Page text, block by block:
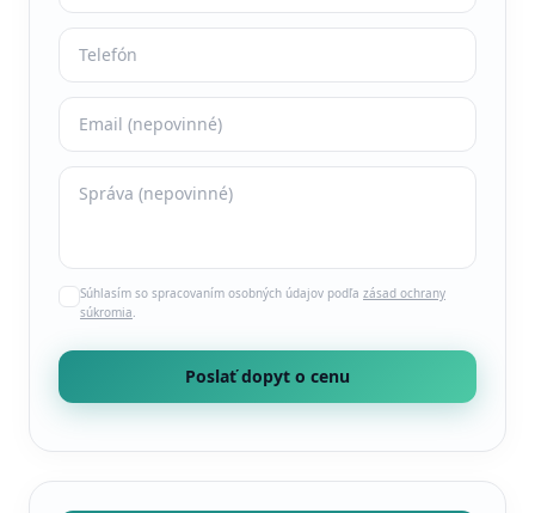
Súhlasím so spracovaním osobných údajov podľa zásad ochrany
súkromia.
Poslať dopyt o cenu